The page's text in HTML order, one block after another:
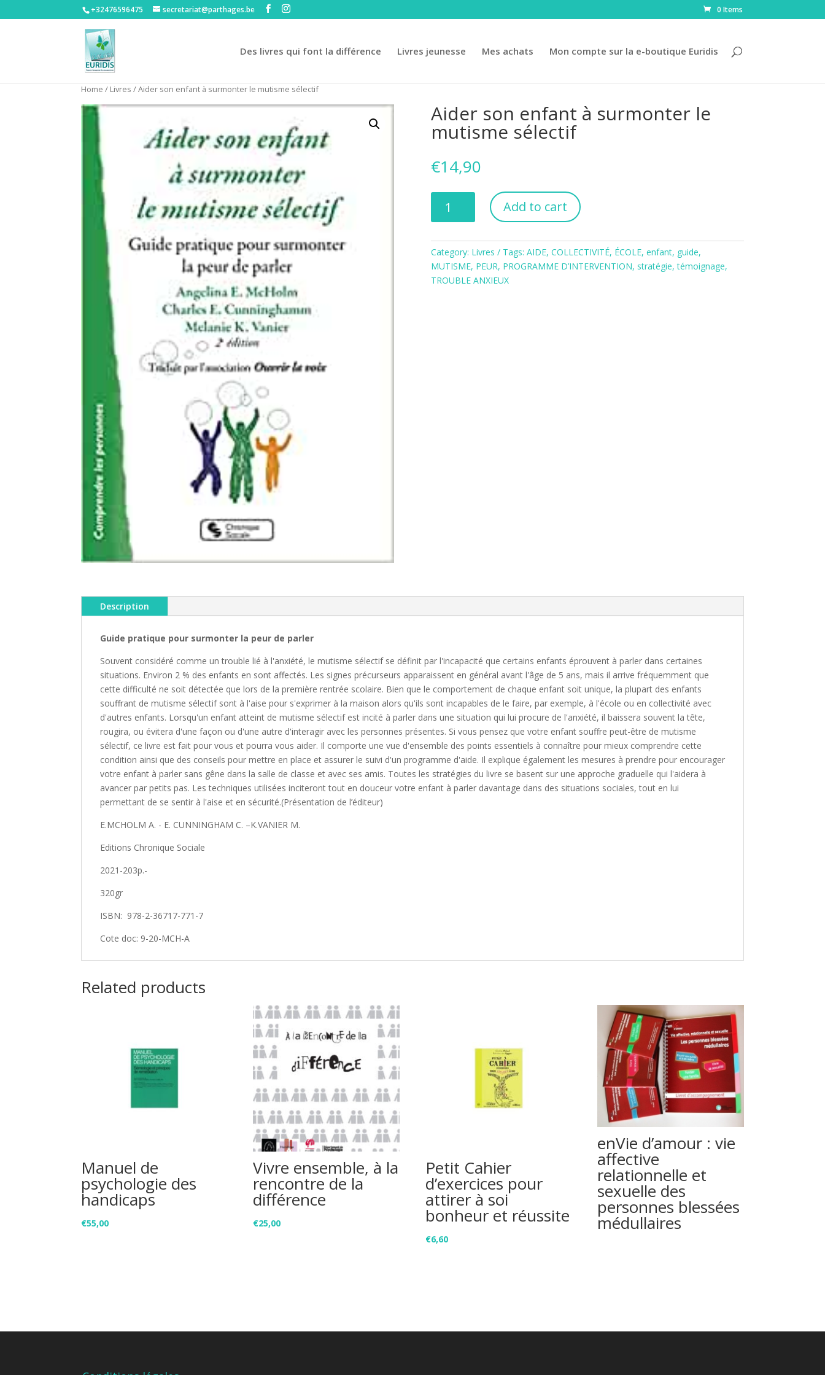
+32476596475‬ secretariat@parthages.be 0 Items
Des livres qui font la différence Livres jeunesse Mes achats Mon compte sur la e-boutique Euridis
Home / Livres / Aider son enfant à surmonter le mutisme sélectif
Aider son enfant à surmonter le
mutisme sélectif
€14,90
à
surmonter
le
mutisme
Add to cart
Category: Livres Tags: AIDE, COLLECTIVITÉ, ÉCOLE, enfant, guide,
MUTISME, PEUR, PROGRAMME D’INTERVENTION, stratégie,témoignage,
TROUBLE ANXIEUX
Description
Guide pratique pour surmonter la peur de parler
Souvent considéré comme un trouble lié à l'anxiété, le mutisme sélectif se définit par l'incapacité que certains enfants éprouvent à parler dans certaines
situations. Environ 2 % des enfants en sont affectés. Les signes précurseurs apparaissent en général avant l'âge de 5 ans, mais il arrive fréquemment que
cette difficulté ne soit détectée que lors de la première rentrée scolaire. Bien que le comportement de chaque enfant soit unique, la plupart des enfants
souffrant de mutisme sélectif sont à l'aise pour s'exprimer à la maison alors qu'ils sont incapables de le faire, par exemple, à l'école ou en collectivité avec
d'autres enfants. Lorsqu'un enfant atteint de mutisme sélectif est incité à parler dans une situation qui lui procure de l'anxiété, il baissera souvent la tête,
rougira, ou évitera d'une façon ou d'une autre d'interagir avec les personnes présentes. Si vous pensez que votre enfant souffre peut-être de mutisme
sélectif, ce livre est fait pour vous et pourra vous aider. Il comporte une vue d'ensemble des points essentiels à connaître pour mieux comprendre cette
condition ainsi que des conseils pour mettre en place et assurer le suivi d'un programme d'aide. Il explique également les mesures à prendre pour encourager
votre enfant à parler sans gêne dans la salle de classe et avec ses amis. Toutes les stratégies du livre se basent sur une approche graduelle qui l'aidera à
avancer par petits pas. Les techniques utilisées inciteront tout en douceur votre enfant à parler davantage dans des situations sociales, tout en lui
permettant de se sentir à l'aise et en sécurité.(Présentation de l’éditeur)
E.MCHOLM A. - E. CUNNINGHAM C. –K.VANIER M.
Editions Chronique Sociale
2021-203p.-
320gr
ISBN: ‎ 978-2-36717-771-7
Cote doc: 9-20-MCH-A
Related products
Manuel de
psychologie des
handicaps
€55,00
Vivre ensemble, à la
rencontre de la
différence
€25,00
Petit Cahier
d’exercices pour
attirer à soi
bonheur et réussite
€6,60
enVie d’amour : vie
affective
relationnelle et
sexuelle des
personnes blessées
médullaires